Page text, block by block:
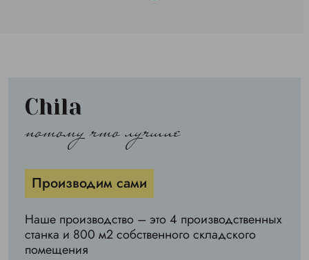
Chila
потому что лучшие
Производим сами
Наше производство – это 4 производственных
станка и 800 м2 собственного складского
помещения